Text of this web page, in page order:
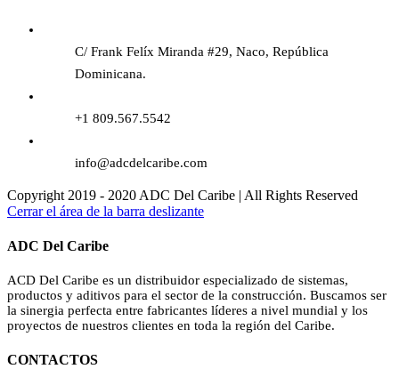
C/ Frank Felíx Miranda #29, Naco, República
Dominicana.
+1 809.567.5542
info@adcdelcaribe.com
Copyright 2019 - 2020 ADC Del Caribe | All Rights Reserved
Cerrar el área de la barra deslizante
ADC Del Caribe
ACD Del Caribe es un distribuidor especializado de sistemas,
productos y aditivos para el sector de la construcción. Buscamos ser
la sinergia perfecta entre fabricantes líderes a nivel mundial y los
proyectos de nuestros clientes en toda la región del Caribe.
CONTACTOS